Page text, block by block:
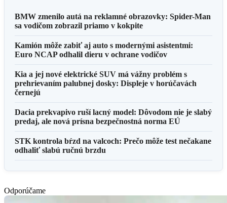
BMW zmenilo autá na reklamné obrazovky: Spider-Man
sa vodičom zobrazil priamo v kokpite
Kamión môže zabiť aj auto s modernými asistentmi:
Euro NCAP odhalil dieru v ochrane vodičov
Kia a jej nové elektrické SUV má vážny problém s
prehrievaním palubnej dosky: Displeje v horúčavách
černejú
Dacia prekvapivo ruší lacný model: Dôvodom nie je slabý
predaj, ale nová prísna bezpečnostná norma EÚ
STK kontrola bŕzd na valcoch: Prečo môže test nečakane
odhaliť slabú ručnú brzdu
Odporúčame